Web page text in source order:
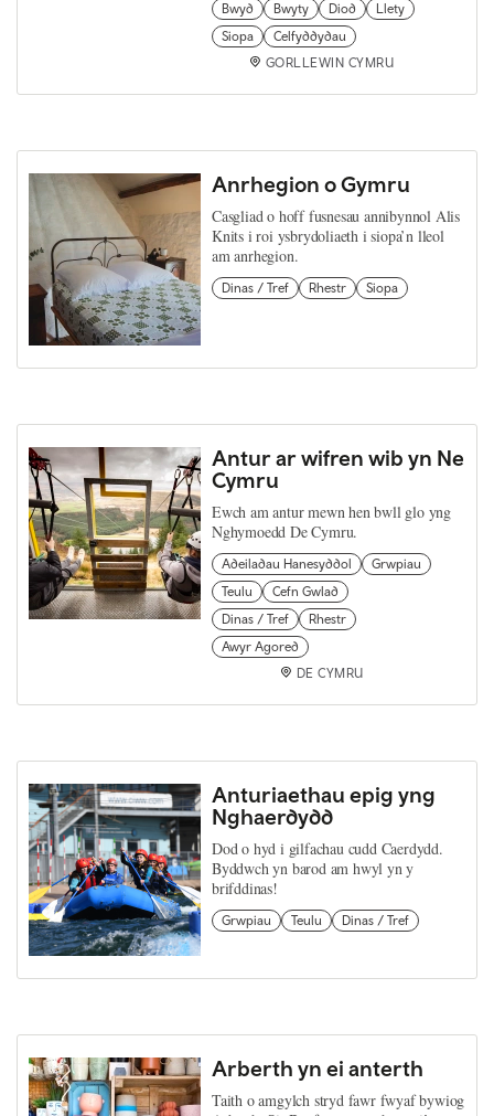
Bwyd
Bwyty Diod
Llety
Siopa
Celfyddydau
GORLLEWIN CYMRU
Anrhegion o Gymru
Casgliad o hoff fusnesau annibynnol Alis
Knits i roi ysbrydoliaeth i siopa’n lleol
am anrhegion.
Dinas / Tref Rhestr Siopa
Antur ar wifren wib yn Ne
Cymru
Ewch am antur mewn hen bwll glo yng
Nghymoedd De Cymru.
Adeiladau Hanesyddol
Grwpiau
Teulu
Cefn Gwlad
Dinas / Tref
Rhestr
Awyr Agored
DE CYMRU
Anturiaethau epig yng
Nghaerdydd
Dod o hyd i gilfachau cudd Caerdydd.
Byddwch yn barod am hwyl yn y
brifddinas!
Grwpiau Teulu Dinas / Tref
Arberth yn ei anterth
Taith o amgylch stryd fawr fwyaf bywiog